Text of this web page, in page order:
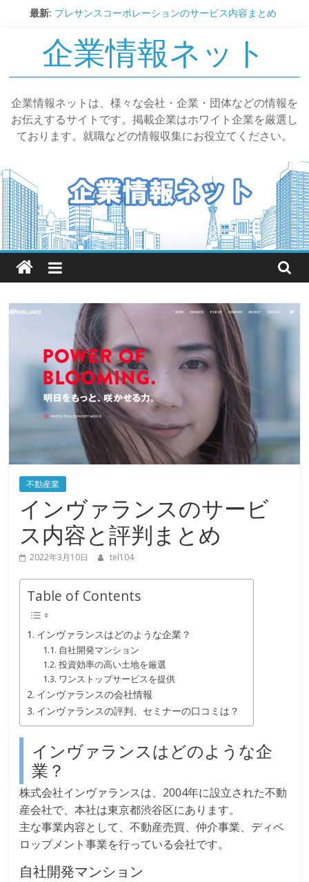
ツ
最新: プレサンスコーポレーションのサービス内容まとめ
SRコーポレーションのサービス内容と評判まとめ
わかもと製薬株式会社の事業内容と評判
いくらやのフランチャイズ展開と評判
企業情報ネット
企業情報ネットは、様々な会社・企業・団体などの情報を
お伝えするサイトです。掲載企業はホワイト企業を厳選し
ております。就職などの情報収集にお役立てください。
不動産業
インヴァランスのサービ
ス内容と評判まとめ
2022年3月10日 tel104
Table of Contents
インヴァランスはどのような企業？
自社開発マンション
投資効率の高い土地を厳選
ワンストップサービスを提供
インヴァランスの会社情報
インヴァランスの評判、セミナーの口コミは？
インヴァランスはどのような企
業？
株式会社インヴァランスは、2004年に設立された不動
産会社で、本社は東京都渋谷区にあります。
主な事業内容として、不動産売買、仲介事業、ディベ
ロップメント事業を行っている会社です。
自社開発マンション